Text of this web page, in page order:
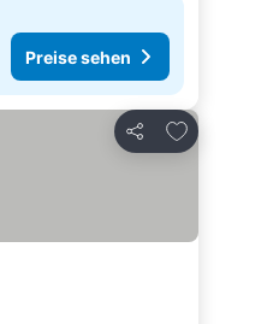
Preise sehen
Teilen
Zu